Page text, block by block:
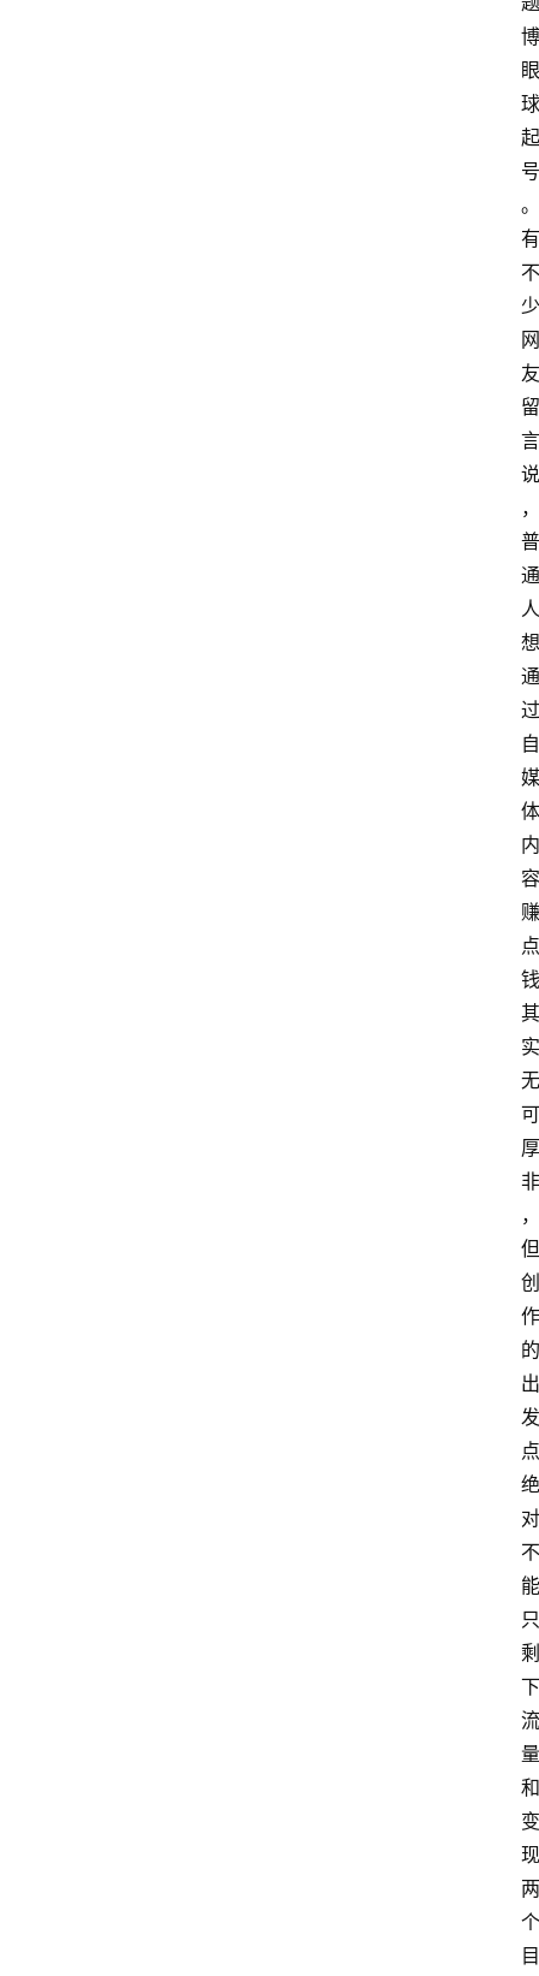
博
眼
球
起
号
。
有
不
少
网
友
留
言
说
，
普
通
人
想
通
过
自
媒
体
内
容
赚
点
钱
其
实
无
可
厚
非
，
但
创
作
的
出
发
点
绝
对
不
能
只
剩
下
流
量
和
变
现
两
个
目